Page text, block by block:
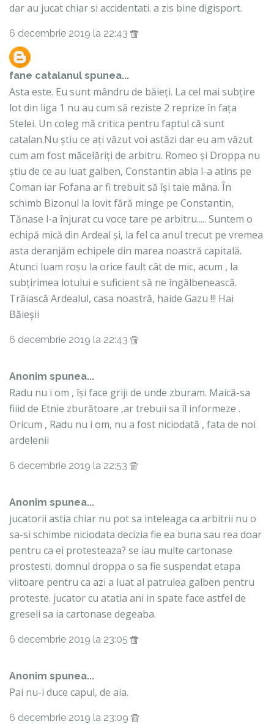
dar au jucat chiar si accidentati. a zis bine digisport.
6 decembrie 2019 la 22:43
fane catalanul spunea...
Asta este. Eu sunt mândru de băieți. La cel mai subțire
lot din liga 1 nu au cum să reziste 2 reprize în fața
Stelei. Un coleg mă critica pentru faptul că sunt
catalan.Nu știu ce ați văzut voi astăzi dar eu am văzut
cum am fost măcelăriți de arbitru. Romeo și Droppa nu
știu de ce au luat galben, Constantin abia l-a atins pe
Coman iar Fofana ar fi trebuit să își taie mâna. În
schimb Bizonul la lovit fără minge pe Constantin,
Tănase l-a înjurat cu voce tare pe arbitru..... Suntem o
echipă mică din Ardeal și, la fel ca anul trecut pe vremea
asta deranjăm echipele din marea noastră capitală.
Atunci luam roșu la orice fault cât de mic, acum , la
subțirimea lotului e suficient să ne îngălbenească.
Trăiască Ardealul, casa noastră, haide Gazu !!! Hai
Băieșii
6 decembrie 2019 la 22:43
Anonim spunea...
Radu nu i om , își face griji de unde zburam. Maică-sa
fiiid de Etnie zburătoare ,ar trebuii sa îl informeze .
Oricum , Radu nu i om, nu a fost niciodată , fata de noi
ardelenii
6 decembrie 2019 la 22:53
Anonim spunea...
jucatorii astia chiar nu pot sa inteleaga ca arbitrii nu o
sa-si schimbe niciodata decizia fie ea buna sau rea doar
pentru ca ei protesteaza? se iau multe cartonase
prostesti. domnul droppa o sa fie suspendat etapa
viitoare pentru ca azi a luat al patrulea galben pentru
proteste. jucator cu atatia ani in spate face astfel de
greseli sa ia cartonase degeaba.
6 decembrie 2019 la 23:05
Anonim spunea...
Pai nu-i duce capul, de aia.
6 decembrie 2019 la 23:09